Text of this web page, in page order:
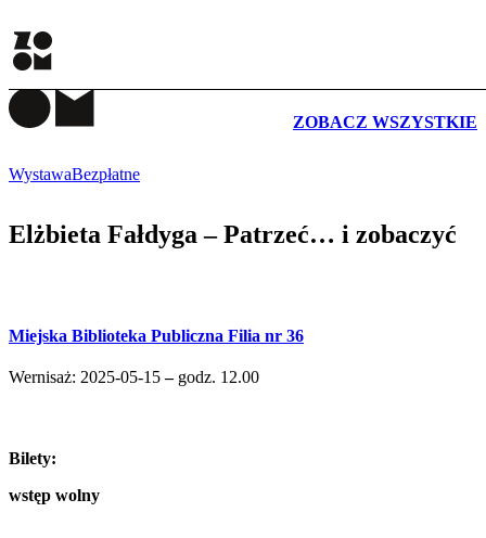
ZOBACZ WSZYSTKIE
WystawaBezpłatne
Elżbieta Fałdyga – Patrzeć… i zobaczyć
Miejska Biblioteka Publiczna Filia nr 36
Wernisaż: 2025-05-15–godz. 12.00
Bilety:
wstęp wolny